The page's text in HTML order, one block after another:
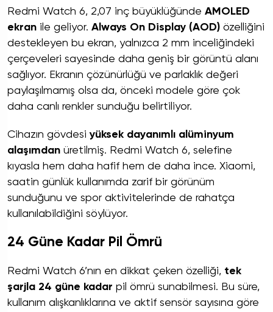
Redmi Watch 6, 2,07 inç büyüklüğünde AMOLED
ekran ile geliyor. Always On Display (AOD) özelliğini
destekleyen bu ekran, yalnızca 2 mm inceliğindeki
çerçeveleri sayesinde daha geniş bir görüntü alanı
sağlıyor. Ekranın çözünürlüğü ve parlaklık değeri
paylaşılmamış olsa da, önceki modele göre çok
daha canlı renkler sunduğu belirtiliyor.
Cihazın gövdesiyüksek dayanımlı alüminyum
alaşımdan üretilmiş. Redmi Watch 6, selefine
kıyasla hem daha hafif hem de daha ince. Xiaomi,
saatin günlük kullanımda zarif bir görünüm
sunduğunu ve spor aktivitelerinde de rahatça
kullanılabildiğini söylüyor.
24 Güne Kadar Pil Ömrü
Redmi Watch 6’nın en dikkat çeken özelliği, tek
şarjla 24 güne kadar pil ömrü sunabilmesi. Bu süre,
kullanım alışkanlıklarına ve aktif sensör sayısına göre